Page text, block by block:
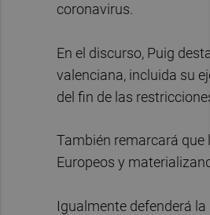
coronavirus.
En el discurso, Puig
valenciana, incluida su
del fin de las
También remarcará que
Europeos y
Igualmente defenderá